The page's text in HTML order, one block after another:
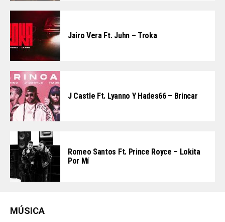
Jairo Vera Ft. Juhn – Troka
J Castle Ft. Lyanno Y Hades66 – Brincar
Romeo Santos Ft. Prince Royce – Lokita
Por Mí
MÚSICA